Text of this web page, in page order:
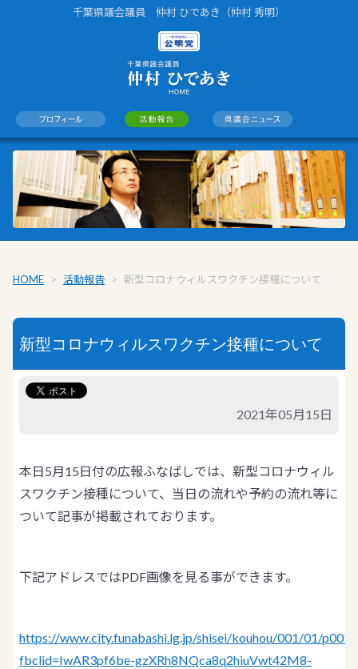
千葉県議会議員 仲村 ひであき（仲村 秀明）
HOME > 活動報告 > 新型コロナウィルスワクチン接種について
新型コロナウィルスワクチン接種について
2021年05月15日
本日5月15日付の広報ふなばしでは、新型コロナウィル
スワクチン接種について、当日の流れや予約の流れ等に
ついて記事が掲載されております。
下記アドレスではPDF画像を見る事ができます。
https://www.city.funabashi.lg.jp/shisei/kouhou/001/01/
fbclid=IwAR3pf6be-gzXRh8NQca8q2hiuVwt42M8-